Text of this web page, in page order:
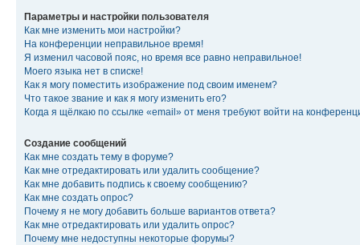
Параметры и настройки пользователя
Как мне изменить мои настройки?
На конференции неправильное время!
Я изменил часовой пояс, но время все равно неправильное!
Моего языка нет в списке!
Как я могу поместить изображение под своим именем?
Что такое звание и как я могу изменить его?
Когда я щёлкаю по ссылке «email» от меня требуют войти на
Создание сообщений
Как мне создать тему в форуме?
Как мне отредактировать или удалить сообщение?
Как мне добавить подпись к своему сообщению?
Как мне создать опрос?
Почему я не могу добавить больше вариантов ответа?
Как мне отредактировать или удалить опрос?
Почему мне недоступны некоторые форумы?